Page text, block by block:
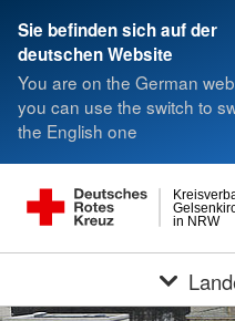
Sie befinden sich auf der
deutschen Website
You are on the German
you can use the switch to
the English one
in NRW